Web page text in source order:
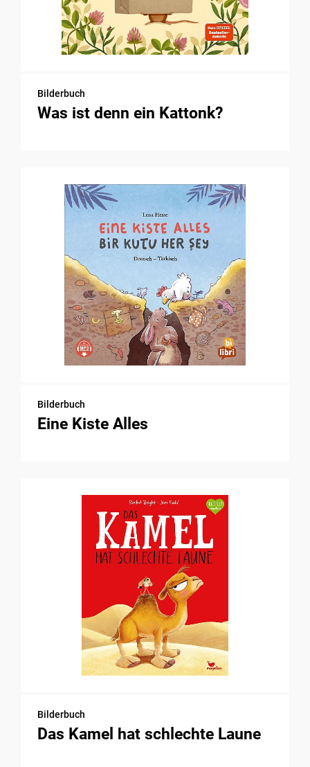
Bilderbuch
Was ist denn ein Kattonk?
Bilderbuch
Eine Kiste Alles
Bilderbuch
Das Kamel hat schlechte Laune